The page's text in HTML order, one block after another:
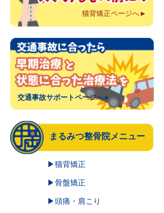
猫背矯正ページへ►
交通事故サポートページへ►
まるみつ整骨院メニュー
▶猫背矯正
▶骨盤矯正
▶頭痛・肩こり